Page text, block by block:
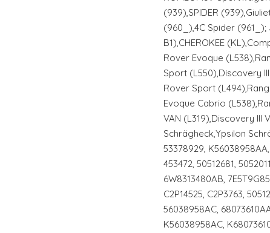
(939),SPIDER
(960_),4C Spider (961_);
B1),CHEROKEE
Rover Evoque
Sport (L550),Discovery
Rover Sport
Evoque Cabrio
VAN (L319),Discovery III
Schrägheck,Ypsilon
53378929, K56038958AA,
453472, 50512681,
6W8313480AB,
C2P14525, C2P3763,
56038958AC,
K56038958AC,